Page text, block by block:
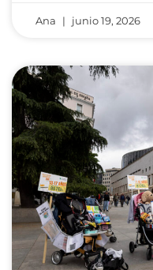
Ana junio 19, 2026